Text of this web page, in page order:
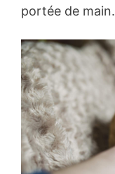
portée de main.